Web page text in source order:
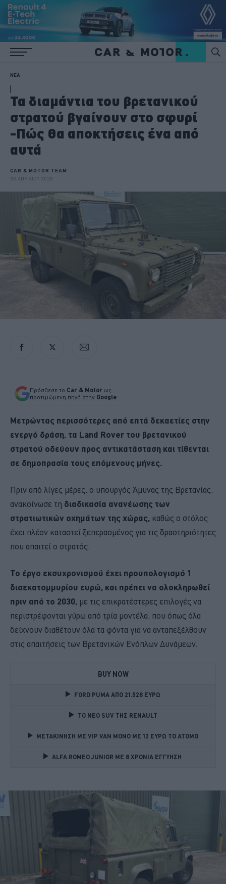
ΝΕΑ
Τα διαμάντια του βρετανικού
στρατού βγαίνουν στο σφυρί
-Πώς θα αποκτήσεις ένα από
αυτά
CAR & MOTOR TEAM
03 ΑΠΡΙΛΙΟΥ 2026
Πρόσθεσε το Car & Motor ως
προτιμώμενη πηγή στην Google
Μετρώντας περισσότερες από επτά δεκαετίες στην
ενεργό δράση, τα Land Rover του βρετανικού
στρατού οδεύουν προς αντικατάσταση και τίθενται
σε δημοπρασία τους επόμενους μήνες.
Πριν από λίγες μέρες, ο υπουργός Άμυνας της Βρετανίας,
ανακοίνωσε τη διαδικασία ανανέωσης των
στρατιωτικών οχημάτων της χώρας, καθώς ο στόλος
έχει πλέον καταστεί ξεπερασμένος για τις δραστηριότητες
που απαιτεί ο στρατός.
Το έργο εκσυχρονισμού έχει προυπολογισμό 1
δισεκατομμυρίου ευρώ, και πρέπει να ολοκληρωθεί
πριν από το 2030, με τις επικρατέστερες επιλογές να
περιστρέφονται γύρω από τρία μοντέλα, που όπως όλα
δείχνουν διαθέτουν όλα τα φόντα για να ανταπεξέλθουν
στις απαιτήσεις των Βρετανικών Ενόπλων Δυνάμεων.
BUY NOW
FORD PUMA ΑΠΟ 21.528 ΕΥΡΩ
TO NEO SUV ΤΗΣ RENAULT
ΜΕΤΑΚΙΝΗΣΗ ΜΕ VIP VAN ΜΟΝΟ ΜΕ 12 ΕΥΡΩ ΤΟ ΑΤΟΜΟ
ALFA ROMEO JUNIOR ME 8 ΧΡΟΝΙΑ ΕΓΓΥΗΣΗ